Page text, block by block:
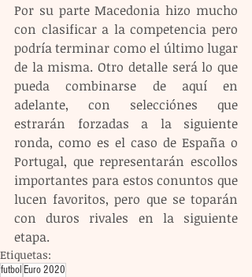
Por su parte Macedonia hizo mucho
con clasificar a la competencia pero
podría terminar como el último lugar
de la misma. Otro detalle será lo que
pueda combinarse de aquí en
adelante, con selecciónes que
estrarán forzadas a la siguiente
ronda, como es el caso de España o
Portugal, que representarán escollos
importantes para estos conuntos que
lucen favoritos, pero que se toparán
con duros rivales en la siguiente
etapa.
Etiquetas:
futbol Euro 2020